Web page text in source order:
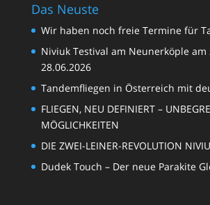
Das Neuste
Wir haben noch freie Termine für
Niviuk Testival am Neunerköple am
28.06.2026
Tandemfliegen in Österreich mit
FLIEGEN, NEU DEFINIERT –
MÖGLICHKEITEN
DIE ZWEI-LEINER-REVOLUTION
Dudek Touch – Der neue Parakite